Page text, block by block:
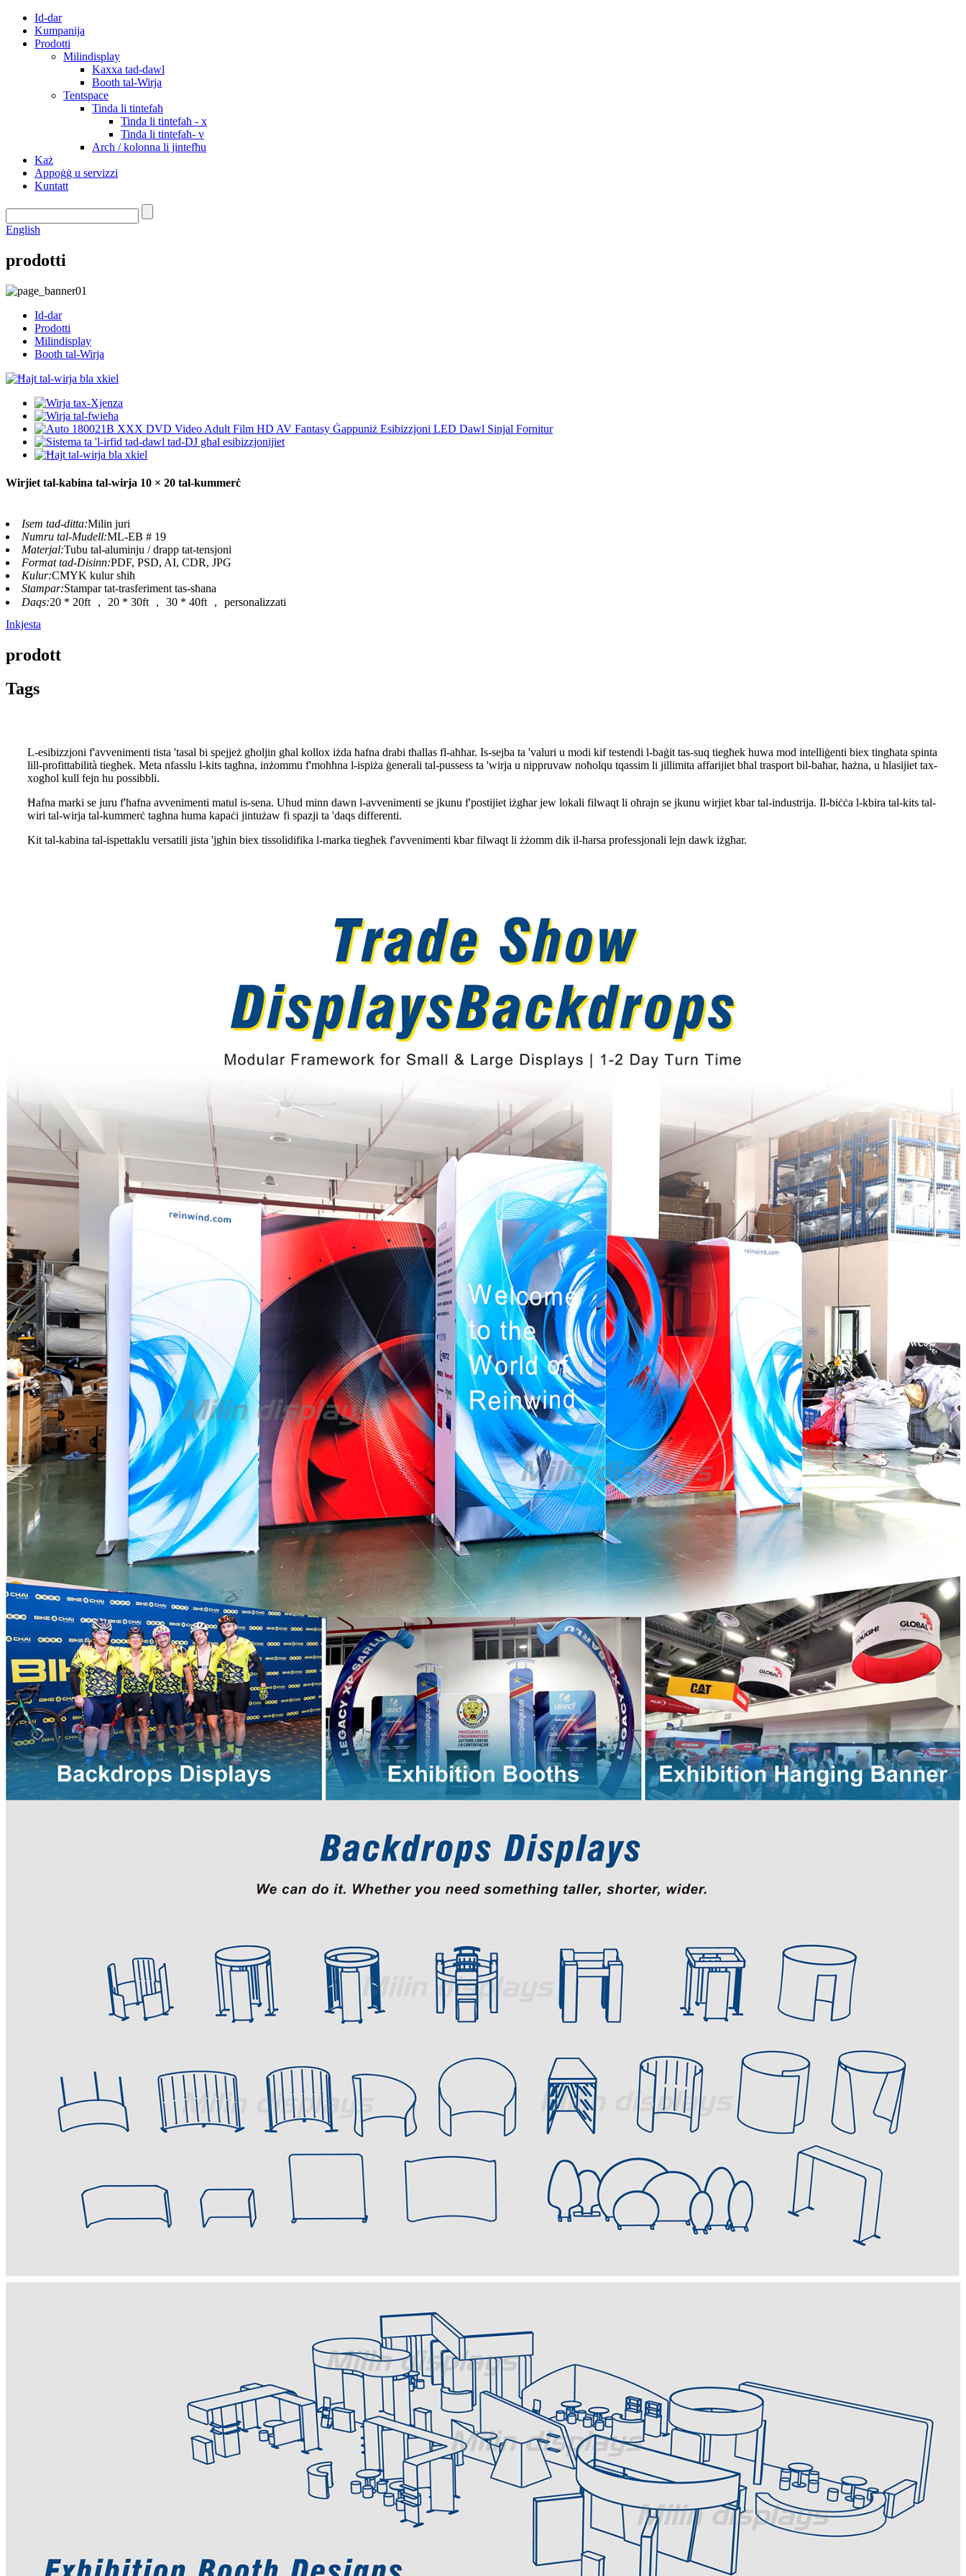
Id-dar
Kumpanija
Prodotti
Milindisplay
Kaxxa tad-dawl
Booth tal-Wirja
Tentspace
Tinda li tintefaħ
Tinda li tintefaħ - x
Tinda li tintefaħ- v
Arch / kolonna li jintefħu
Każ
Appoġġ u servizzi
Kuntatt
English
prodotti
Id-dar
Prodotti
Milindisplay
Booth tal-Wirja
Wirjiet tal-kabina tal-wirja 10 × 20 tal-kummerċ
Isem tad-ditta:Milin juri
Numru tal-Mudell:ML-EB # 19
Materjal:Tubu tal-aluminju / drapp tat-tensjoni
Format tad-Disinn:PDF, PSD, AI, CDR, JPG
Kulur:CMYK kulur sħiħ
Stampar:Stampar tat-trasferiment tas-sħana
Daqs:20 * 20ft ， 20 * 30ft ， 30 * 40ft ， personalizzati
Inkjesta
prodott
Tags
L-esibizzjoni f'avvenimenti tista 'tasal bi spejjeż għoljin għal kollox iżda ħafna drabi tħallas fl-aħħar. Is-sejba ta 'valuri u modi kif testendi l-baġit tas-suq tiegħek huwa mod intelliġenti biex tingħata spinta
lill-profittabilità tiegħek. Meta nfasslu l-kits tagħna, inżommu f'moħħna l-ispiża ġenerali tal-pussess ta 'wirja u nippruvaw noħolqu tqassim li jillimita affarijiet bħal trasport bil-baħar, ħażna, u ħlasijiet tax-
xogħol kull fejn hu possibbli.
Ħafna marki se juru f'ħafna avvenimenti matul is-sena. Uħud minn dawn l-avvenimenti se jkunu f'postijiet iżgħar jew lokali filwaqt li oħrajn se jkunu wirjiet kbar tal-industrija. Il-biċċa l-kbira tal-kits tal-
wiri tal-wirja tal-kummerċ tagħna huma kapaċi jintużaw fi spazji ta 'daqs differenti.
Kit tal-kabina tal-ispettaklu versatili jista 'jgħin biex tissolidifika l-marka tiegħek f'avvenimenti kbar filwaqt li żżomm dik il-ħarsa professjonali lejn dawk iżgħar.